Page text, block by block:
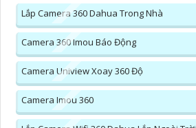
Lắp Camera 360 Dahua Trong Nhà
Camera 360 Imou Báo Động
Camera Uniview Xoay 360 Độ
Camera Imou 360